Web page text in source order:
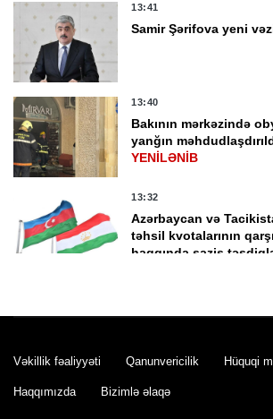
13:41
Samir Şərifova yeni
13:40
Bakının mərkəzində
yanğın
YENİLƏNİB
13:32
Azərbaycan və
təhsil kvotalarının
haqqında saziş
Azərbaycanın
13:20
Vəkillik fəaliyyəti Qanunvericilik Hüquqi
Haqqımızda Bizimlə əlaqə